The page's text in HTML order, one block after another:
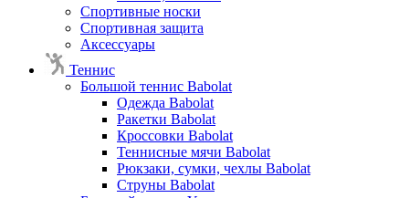
Спортивные носки
Спортивная защита
Аксессуары
Теннис
Большой теннис Babolat
Одежда Babolat
Ракетки Babolat
Кроссовки Babolat
Теннисные мячи Babolat
Рюкзаки, сумки, чехлы Babolat
Струны Babolat